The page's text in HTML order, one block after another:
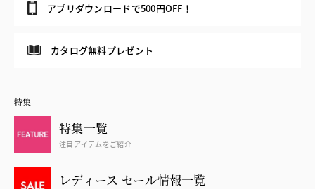
アプリダウンロードで500円OFF！
カタログ無料プレゼント
特集
特集一覧
注目アイテムをご紹介
レディース セール情報一覧